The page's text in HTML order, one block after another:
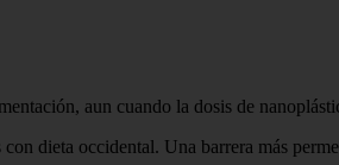
aun cuando la dosis de
dieta occidental. Una barrera más